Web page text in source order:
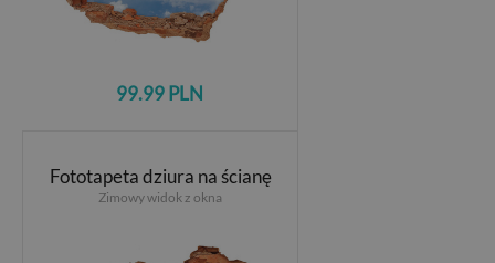
99.99 PLN
Fototapeta dziura na ścianę
Zimowy widok z okna